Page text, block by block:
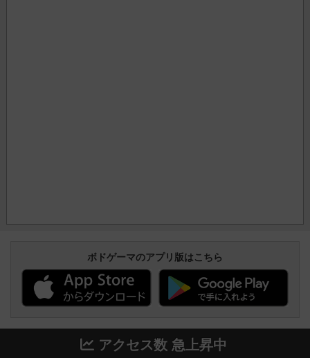
ボドゲーマのアプリ版はこちら
アクセス数 急上昇中